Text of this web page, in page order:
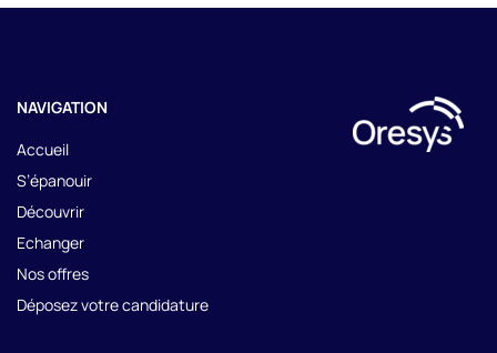
NAVIGATION
Accueil
S’épanouir
Découvrir
Echanger
Nos offres
Déposez votre candidature